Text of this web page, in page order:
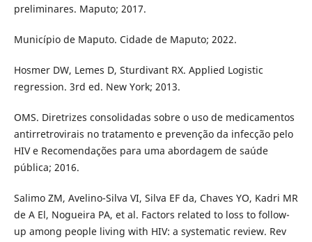
preliminares. Maputo; 2017.
Município de Maputo. Cidade de Maputo; 2022.
Hosmer DW, Lemes D, Sturdivant RX. Applied Logistic
regression. 3rd ed. New York; 2013.
OMS. Diretrizes consolidadas sobre o uso de medicamentos
antirretrovirais no tratamento e prevenção da infecção pelo
HIV e Recomendações para uma abordagem de saúde
pública; 2016.
Salimo ZM, Avelino-Silva VI, Silva EF da, Chaves YO, Kadri MR
de A El, Nogueira PA, et al. Factors related to loss to follow-
up among people living with HIV: a systematic review. Rev